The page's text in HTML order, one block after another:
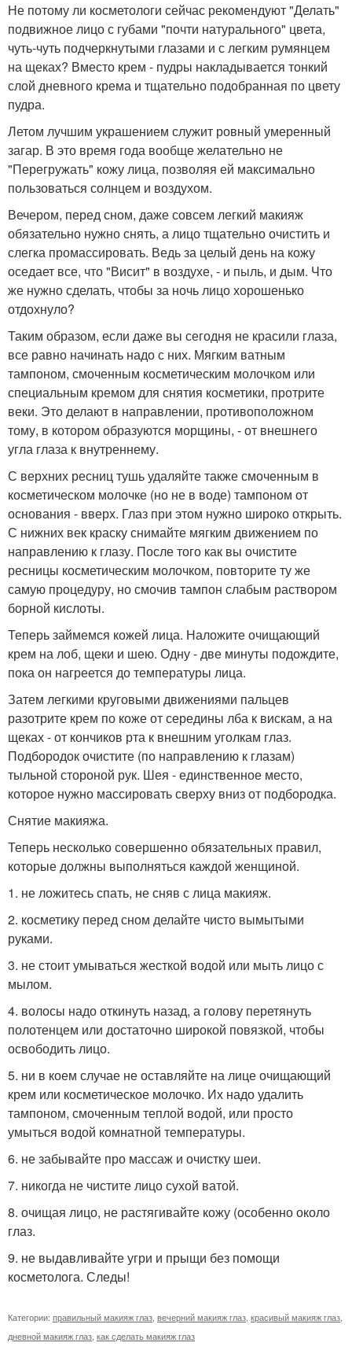
Не потому ли косметологи сейчас рекомендуют "Делать"
подвижное лицо с губами "почти натурального" цвета,
чуть-чуть подчеркнутыми глазами и с легким румянцем
на щеках? Вместо крем - пудры накладывается тонкий
слой дневного крема и тщательно подобранная по цвету
пудра.
Летом лучшим украшением служит ровный умеренный
загар. В это время года вообще желательно не
"Перегружать" кожу лица, позволяя ей максимально
пользоваться солнцем и воздухом.
Вечером, перед сном, даже совсем легкий макияж
обязательно нужно снять, а лицо тщательно очистить и
слегка промассировать. Ведь за целый день на кожу
оседает все, что "Висит" в воздухе, - и пыль, и дым. Что
же нужно сделать, чтобы за ночь лицо хорошенько
отдохнуло?
Таким образом, если даже вы сегодня не красили глаза,
все равно начинать надо с них. Мягким ватным
тампоном, смоченным косметическим молочком или
специальным кремом для снятия косметики, протрите
веки. Это делают в направлении, противоположном
тому, в котором образуются морщины, - от внешнего
угла глаза к внутреннему.
С верхних ресниц тушь удаляйте также смоченным в
косметическом молочке (но не в воде) тампоном от
основания - вверх. Глаз при этом нужно широко открыть.
С нижних век краску снимайте мягким движением по
направлению к глазу. После того как вы очистите
ресницы косметическим молочком, повторите ту же
самую процедуру, но смочив тампон слабым раствором
борной кислоты.
Теперь займемся кожей лица. Наложите очищающий
крем на лоб, щеки и шею. Одну - две минуты подождите,
пока он нагреется до температуры лица.
Затем легкими круговыми движениями пальцев
разотрите крем по коже от середины лба к вискам, а на
щеках - от кончиков рта к внешним уголкам глаз.
Подбородок очистите (по направлению к глазам)
тыльной стороной рук. Шея - единственное место,
которое нужно массировать сверху вниз от подбородка.
Снятие макияжа.
Теперь несколько совершенно обязательных правил,
которые должны выполняться каждой женщиной.
1. не ложитесь спать, не сняв с лица макияж.
2. косметику перед сном делайте чисто вымытыми
руками.
3. не стоит умываться жесткой водой или мыть лицо с
мылом.
4. волосы надо откинуть назад, а голову перетянуть
полотенцем или достаточно широкой повязкой, чтобы
освободить лицо.
5. ни в коем случае не оставляйте на лице очищающий
крем или косметическое молочко. Их надо удалить
тампоном, смоченным теплой водой, или просто
умыться водой комнатной температуры.
6. не забывайте про массаж и очистку шеи.
7. никогда не чистите лицо сухой ватой.
8. очищая лицо, не растягивайте кожу (особенно около
глаз.
9. не выдавливайте угри и прыщи без помощи
косметолога. Следы!
Категории: правильный макияж глаз вечерний макияж глаз красивый макияж глаз
дневной макияж глаз как сделать макияж глаз